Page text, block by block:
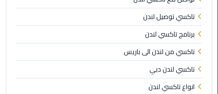
ليموزين
التجمع
الخامس
ليموزين
القاهرة
الجديدة
تاكسي توصيل لندن
برنامج تاكسي لندن
تاكسي من لندن الى باريس
تاكسي لندن دبي
انواع تاكسي لندن